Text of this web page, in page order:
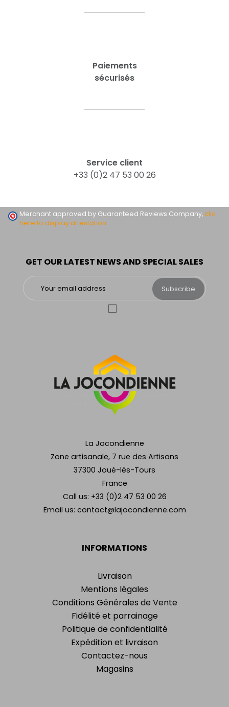
Paiements
sécurisés
Service client
+33 (0)2 47 53 00 26
INFORMATIONS
Livraison
Mentions légales
Conditions Générales de Vente
Fidélité et parrainage
Politique de confidentialité
Expédition et livraison
Contactez-nous
Magasins
La Jocondienne
Zone artisanale, 7 rue des Artisans
37300 Joué-lès-Tours
France
Call us: +33 (0)2 47 53 00 26
Email us: contact@lajocondienne.com
GET OUR LATEST NEWS AND SPECIAL SALES
Subscribe
Merchant approved by Guaranteed Reviews Company,clic
here to display attestation.